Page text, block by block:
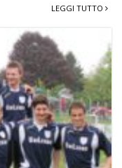
LEGGI TUTTO